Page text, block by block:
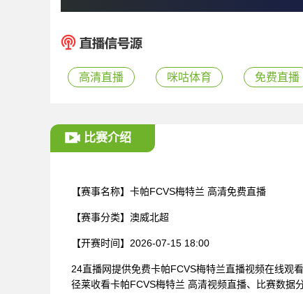
高清直播 咪咕体育 免费直播
比赛介绍
【赛事名称】 卡帕FCVS梅特兰 高清免费直播
【赛事分类】 澳威北超
【开赛时间】 2026-07-15 18:00
24直播网提供免费卡帕FCVS梅特兰直播视频在线观
径莱收看卡帕FCVS梅特兰 高清视频直播、比赛数据